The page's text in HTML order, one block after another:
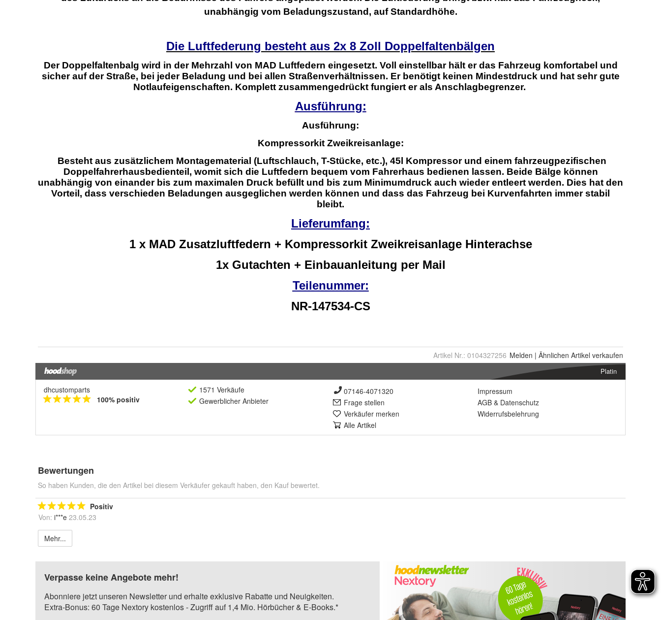
Artikel Nr.: 0104327256 Melden | Ähnlichen Artikel verkaufen
Platin
dhcustomparts
100% positiv
1571 Verkäufe
Gewerblicher Anbieter
07146-4071320
Frage stellen
Verkäufer merken
Alle Artikel
Impressum
AGB & Datenschutz
Widerrufsbelehrung
Bewertungen
So haben Kunden, die den Artikel bei diesem Verkäufer gekauft haben, den Kauf bewertet.
Positiv
Von: i***e 23.05.23
Mehr...
Verpasse keine Angebote mehr!
Abonniere jetzt unseren Newsletter und erhalte exklusive Rabatte und Neuigkeiten.
Extra-Bonus: 60 Tage Nextory kostenlos - Zugriff auf 1,4 Mio. Hörbücher & E-Books.*